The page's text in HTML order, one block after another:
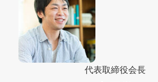
代表取締役会長